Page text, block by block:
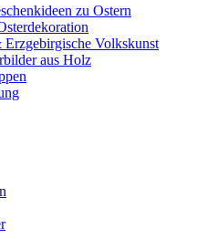
zu Ostern
Erzgebirgische Volkskunst
aus Holz